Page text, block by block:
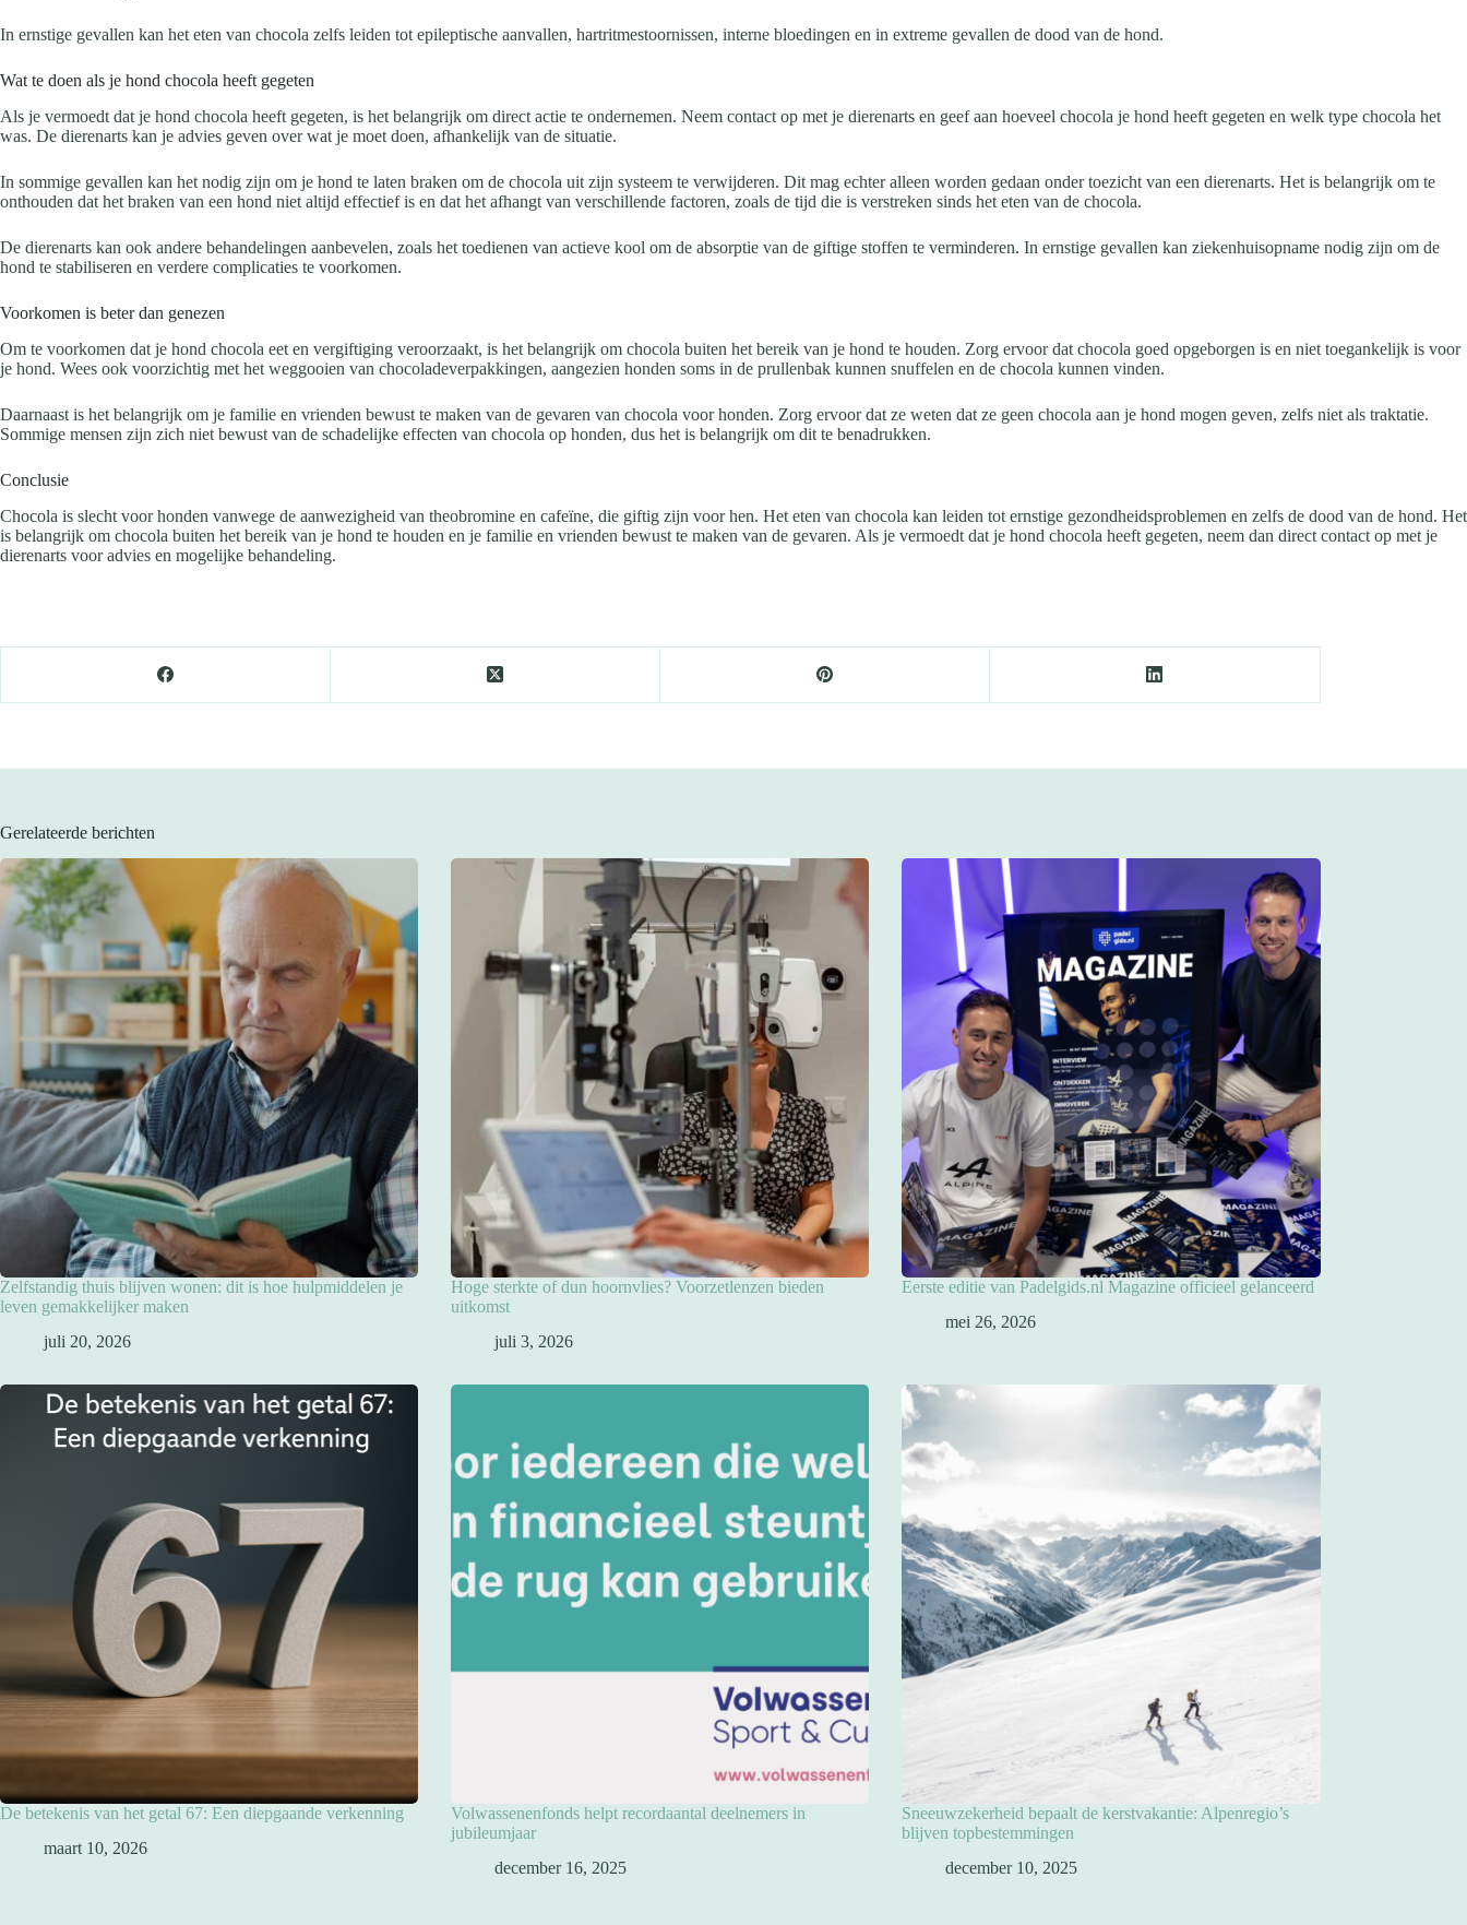
In ernstige gevallen kan het eten van chocola zelfs leiden tot epileptische aanvallen, hartritmestoornissen, interne bloedingen en in extreme gevallen de dood van de hond.
Wat te doen als je hond chocola heeft gegeten
Als je vermoedt dat je hond chocola heeft gegeten, is het belangrijk om direct actie te ondernemen. Neem contact op met je dierenarts en geef aan hoeveel chocola je hond heeft gegeten en welk type chocola het
was. De dierenarts kan je advies geven over wat je moet doen, afhankelijk van de situatie.
In sommige gevallen kan het nodig zijn om je hond te laten braken om de chocola uit zijn systeem te verwijderen. Dit mag echter alleen worden gedaan onder toezicht van een dierenarts. Het is belangrijk om te
onthouden dat het braken van een hond niet altijd effectief is en dat het afhangt van verschillende factoren, zoals de tijd die is verstreken sinds het eten van de chocola.
De dierenarts kan ook andere behandelingen aanbevelen, zoals het toedienen van actieve kool om de absorptie van de giftige stoffen te verminderen. In ernstige gevallen kan ziekenhuisopname nodig zijn om de
hond te stabiliseren en verdere complicaties te voorkomen.
Voorkomen is beter dan genezen
Om te voorkomen dat je hond chocola eet en vergiftiging veroorzaakt, is het belangrijk om chocola buiten het bereik van je hond te houden. Zorg ervoor dat chocola goed opgeborgen is en niet toegankelijk is voor
je hond. Wees ook voorzichtig met het weggooien van chocoladeverpakkingen, aangezien honden soms in de prullenbak kunnen snuffelen en de chocola kunnen vinden.
Daarnaast is het belangrijk om je familie en vrienden bewust te maken van de gevaren van chocola voor honden. Zorg ervoor dat ze weten dat ze geen chocola aan je hond mogen geven, zelfs niet als traktatie.
Sommige mensen zijn zich niet bewust van de schadelijke effecten van chocola op honden, dus het is belangrijk om dit te benadrukken.
Conclusie
Chocola is slecht voor honden vanwege de aanwezigheid van theobromine en cafeïne, die giftig zijn voor hen. Het eten van chocola kan leiden tot ernstige gezondheidsproblemen en zelfs de dood van de hond. Het
is belangrijk om chocola buiten het bereik van je hond te houden en je familie en vrienden bewust te maken van de gevaren. Als je vermoedt dat je hond chocola heeft gegeten, neem dan direct contact op met je
dierenarts voor advies en mogelijke behandeling.
Gerelateerde berichten
Zelfstandig thuis blijven wonen: dit is hoe hulpmiddelen je
leven gemakkelijker maken
juli 20, 2026
Hoge sterkte of dun hoornvlies? Voorzetlenzen bieden
uitkomst
juli 3, 2026
Eerste editie van Padelgids.nl Magazine officieel gelanceerd
mei 26, 2026
De betekenis van het getal 67: Een diepgaande verkenning
maart 10, 2026
Volwassenenfonds helpt recordaantal deelnemers in
jubileumjaar
december 16, 2025
Sneeuwzekerheid bepaalt de kerstvakantie: Alpenregio’s
blijven topbestemmingen
december 10, 2025